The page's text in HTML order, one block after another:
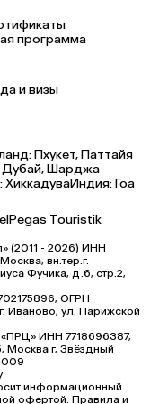
программа
и визы
Пхукет,Паттайя
Дубай,Шарджа
ХиккадуваИндия:Гоа
Pegas Touristik
(2011 - 2026) ИНН
вн.тер.г.
Фучика, д.6, стр.2,
ОГРН
Иваново, ул. Парижской
ИНН 7718696387,
Москва г, Звёздный
информационный
офертой. Правила и